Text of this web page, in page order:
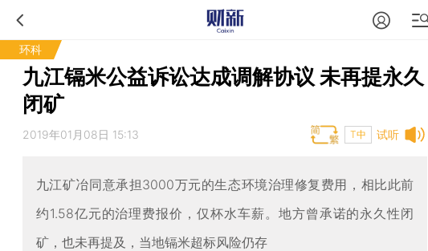
环科
九江镉米公益诉讼达成调解协议 未再提永久
闭矿
试听
2019年01月08日 15:13 T中
九江矿冶同意承担3000万元的生态环境治理修复费用，相比此前
约1.58亿元的治理费报价，仅杯水车薪。地方曾承诺的永久性闭
矿，也未再提及，当地镉米超标风险仍存